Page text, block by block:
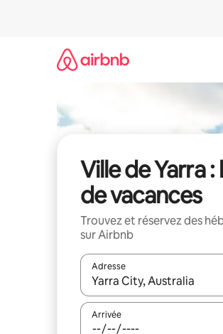
Ville de Yarra
de vacances
Trouvez et réservez des
sur Airbnb
Adresse
Lorsque les résultats
Arrivée